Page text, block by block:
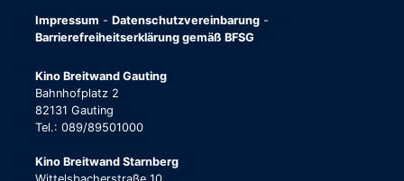
Impressum - Datenschutzvereinbarung -
Barrierefreiheitserklärung gemäß BFSG
Kino Breitwand Gauting
Bahnhofplatz 2
82131 Gauting
Tel.: 089/89501000
Kino Breitwand Starnberg